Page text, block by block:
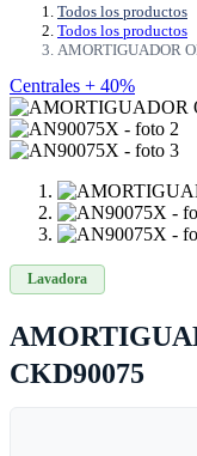
Todos los productos
Todos los productos
AMORTIGUADOR
Centrales + 40%
Lavadora
CKD90075